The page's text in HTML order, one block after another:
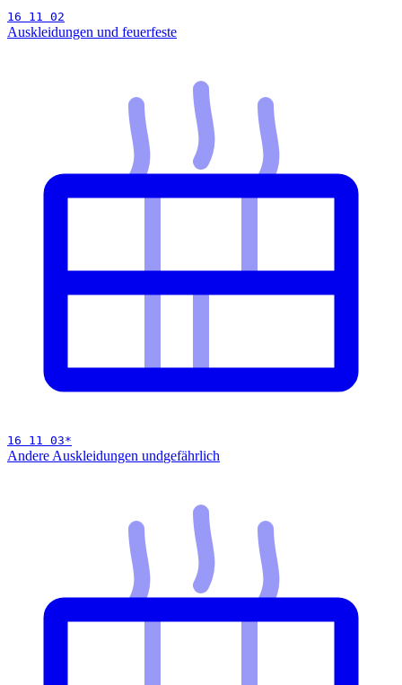
16 11 02
Auskleidungen und feuerfeste
16 11 03*
Andere Auskleidungen undgefährlich